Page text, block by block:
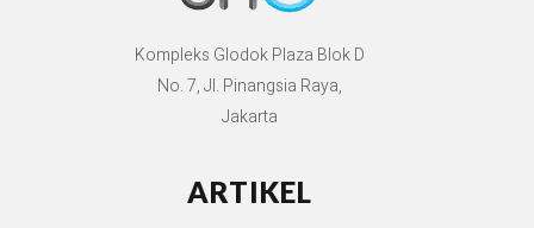
Kompleks Glodok Plaza Blok D
No. 7, Jl. Pinangsia Raya,
Jakarta
ARTIKEL